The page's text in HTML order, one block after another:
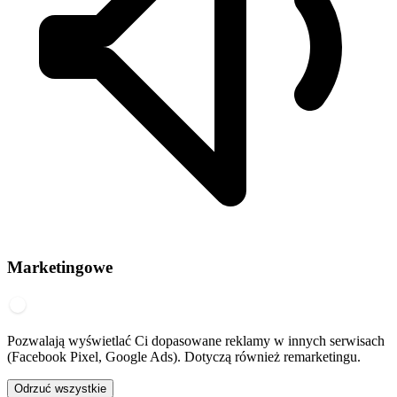
Marketingowe
Pozwalają wyświetlać Ci dopasowane reklamy w innych serwisach
(Facebook Pixel, Google Ads). Dotyczą również remarketingu.
Odrzuć wszystkie